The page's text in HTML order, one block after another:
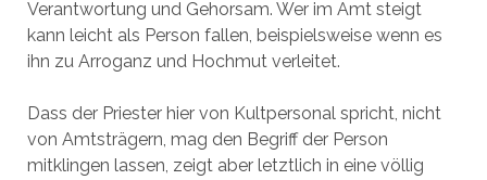
Verantwortung und Gehorsam. Wer im Amt steigt
kann leicht als Person fallen, beispielsweise wenn es
ihn zu Arroganz und Hochmut verleitet.
Dass der Priester hier von Kultpersonal spricht, nicht
von Amtsträgern, mag den Begriff der Person
mitklingen lassen, zeigt aber letztlich in eine völlig